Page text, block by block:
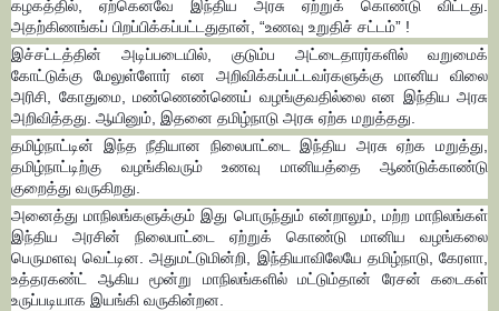
கழகத்தில், ஏற்கெனவே இந்திய அரசு ஏற்றுக் கொண்டு விட்டது.
அதற்கிணங்கப் பிறப்பிக்கப்பட்டதுதான், “உணவு உறுதிச் சட்டம்” !
இச்சட்டத்தின் அடிப்படையில், குடும்ப அட்டைதாரர்களில் வறுமைக்
கோட்டுக்கு மேலுள்ளோர் என அறிவிக்கப்பட்டவர்களுக்கு மானிய விலை
அரிசி, கோதுமை, மண்ணெண்ணெய் வழங்குவதில்லை என இந்திய அரசு
அறிவித்தது. ஆயினும், இதனை தமிழ்நாடு அரசு ஏற்க மறுத்தது.
தமிழ்நாட்டின் இந்த நீதியான நிலைபாட்டை இந்திய அரசு ஏற்க மறுத்து,
தமிழ்நாட்டிற்கு வழங்கிவரும் உணவு மானியத்தை ஆண்டுக்காண்டு
குறைத்து வருகிறது.
அனைத்து மாநிலங்களுக்கும் இது பொருந்தும் என்றாலும், மற்ற மாநிலங்கள்
இந்திய அரசின் நிலைபாட்டை ஏற்றுக் கொண்டு மானிய வழங்கலை
பெருமளவு வெட்டின. அதுமட்டுமின்றி, இந்தியாவிலேயே தமிழ்நாடு, கேரளா,
உத்தரகண்ட் ஆகிய மூன்று மாநிலங்களில் மட்டும்தான் ரேசன் கடைகள்
உருப்படியாக இயங்கி வருகின்றன.